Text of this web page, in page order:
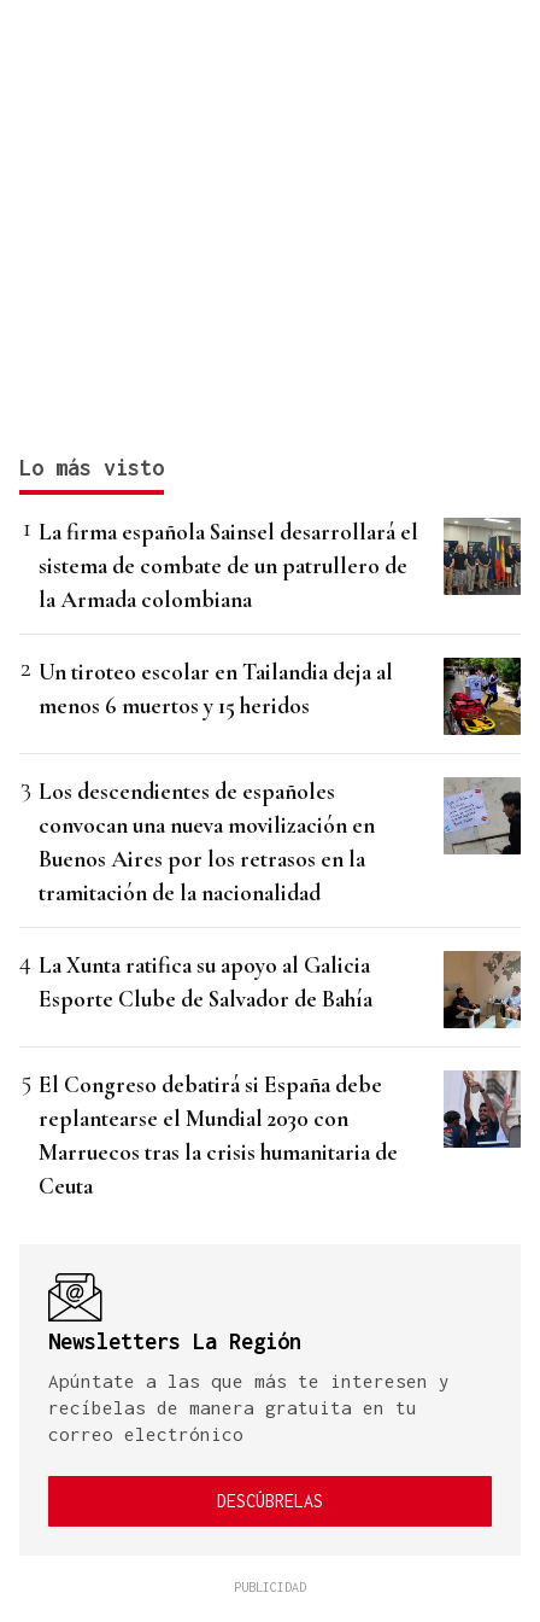
Lo más visto
La firma española Sainsel desarrollará el
sistema de combate de un patrullero de
la Armada colombiana
Un tiroteo escolar en Tailandia deja al
menos 6 muertos y 15 heridos
Los descendientes de españoles
convocan una nueva movilización en
Buenos Aires por los retrasos en la
tramitación de la nacionalidad
La Xunta ratifica su apoyo al Galicia
Esporte Clube de Salvador de Bahía
El Congreso debatirá si España debe
replantearse el Mundial 2030 con
Marruecos tras la crisis humanitaria de
Ceuta
Newsletters La Región
Apúntate a las que más te interesen y
recíbelas de manera gratuita en tu
correo electrónico
DESCÚBRELAS